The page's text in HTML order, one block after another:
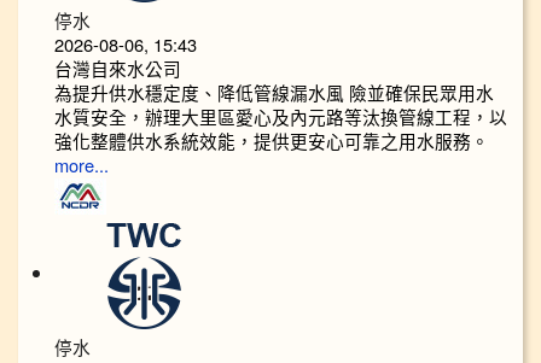
停水
2026-08-06, 15:43
台灣自來水公司
為提升供水穩定度、降低管線漏水風 險並確保民眾用水
水質安全，辦理大里區愛心及內元路等汰換管線工程，以
強化整體供水系統效能，提供更安心可靠之用水服務。
more...
停水